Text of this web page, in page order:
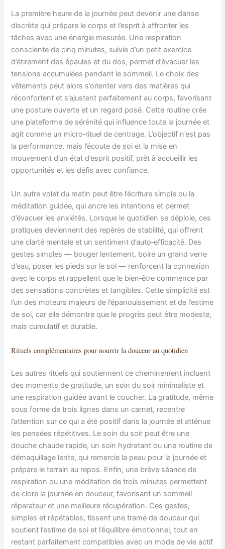
La première heure de la journée peut devenir une danse
discrète qui prépare le corps et l’esprit à affronter les
tâches avec une énergie mesurée. Une respiration
consciente de cinq minutes, suivie d’un petit exercice
d’étirement des épaules et du dos, permet d’évacuer les
tensions accumulées pendant le sommeil. Le choix des
vêtements peut alors s’orienter vers des matières qui
réconfortent et s’ajustent parfaitement au corps, favorisant
une posture ouverte et un regard posé. Cette routine crée
une plateforme de sérénité qui influence toute la journée et
agit comme un micro‑rituel de centrage. L’objectif n’est pas
la performance, mais l’écoute de soi et la mise en
mouvement d’un état d’esprit positif, prêt à accueillir les
opportunités et les défis avec confiance.
Un autre volet du matin peut être l’écriture simple ou la
méditation guidée, qui ancre les intentions et permet
d’évacuer les anxiétés. Lorsque le quotidien se déploie, ces
pratiques deviennent des repères de stabilité, qui offrent
une clarté mentale et un sentiment d’auto‑efficacité. Des
gestes simples — bouger lentement, boire un grand verre
d’eau, poser les pieds sur le sol — renforcent la connexion
avec le corps et rappellent que le bien‑être commence par
des sensations concrètes et tangibles. Cette simplicité est
l’un des moteurs majeurs de l’épanouissement et de l’estime
de soi, car elle démontre que le progrès peut être modeste,
mais cumulatif et durable.
Rituels complémentaires pour nourrir la douceur au quotidien
Les autres rituels qui soutiennent ce cheminement incluent
des moments de gratitude, un soin du soir minimaliste et
une respiration guidée avant le coucher. La gratitude, même
sous forme de trois lignes dans un carnet, recentre
l’attention sur ce qui a été positif dans la journée et atténue
les pensées répétitives. Le soin du soir peut être une
douche chaude rapide, un soin hydratant ou une routine de
démaquillage lente, qui remercie la peau pour la journée et
prépare le terrain au repos. Enfin, une brève séance de
respiration ou une méditation de trois minutes permettent
de clore la journée en douceur, favorisant un sommeil
réparateur et une meilleure récupération. Ces gestes,
simples et répétables, tissent une trame de douceur qui
soutient l’estime de soi et l’équilibre émotionnel, tout en
restant parfaitement compatibles avec un mode de vie actif